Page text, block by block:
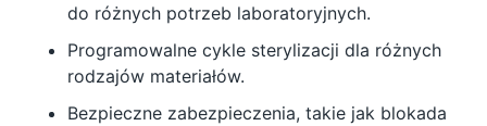
do różnych potrzeb laboratoryjnych.
Programowalne cykle sterylizacji dla różnych
rodzajów materiałów.
Bezpieczne zabezpieczenia, takie jak blokada